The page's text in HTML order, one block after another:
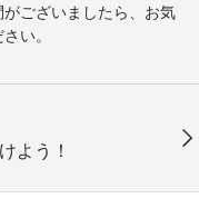
ございましたら、お気
い。
次
よう！